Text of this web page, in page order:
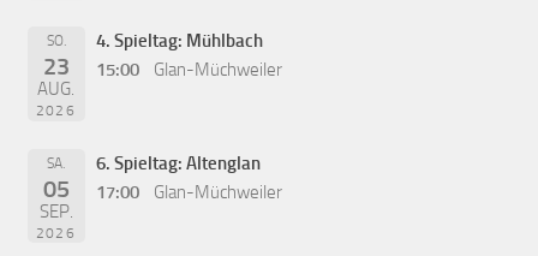
SO.
23
AUG.
2026
4. Spieltag: Mühlbach
15:00
Glan-Müchweiler
SA.
05
SEP.
2026
6. Spieltag: Altenglan
17:00
Glan-Müchweiler